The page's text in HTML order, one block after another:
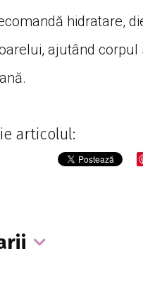
hidratare,
ajutând
articolul: